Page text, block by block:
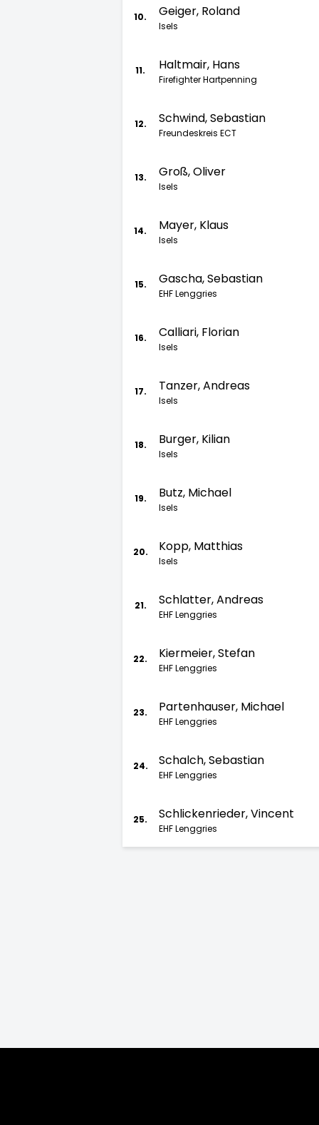
10. Geiger, Roland
Isels
11. Haltmair, Hans
Firefighter Hartpenning
12. Schwind, Sebastian
Freundeskreis ECT
13. Groß, Oliver
Isels
14. Mayer, Klaus
Isels
15. Gascha, Sebastian
EHF Lenggries
16. Calliari, Florian
Isels
17. Tanzer, Andreas
Isels
18. Burger, Kilian
Isels
19. Butz, Michael
Isels
20. Kopp, Matthias
Isels
21. Schlatter, Andreas
EHF Lenggries
22. Kiermeier, Stefan
EHF Lenggries
23. Partenhauser, Michael
EHF Lenggries
24. Schalch, Sebastian
EHF Lenggries
25. Schlickenrieder, Vincent
EHF Lenggries